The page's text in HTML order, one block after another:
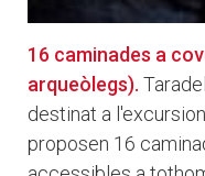
16 caminades a
arqueòlegs).
destinat a
proposen 16